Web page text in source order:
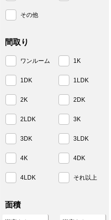
その他
間取り
ワンルーム 1K
1DK 1LDK
2K 2DK
2LDK 3K
3DK 3LDK
4K 4DK
4LDK それ以上
面積